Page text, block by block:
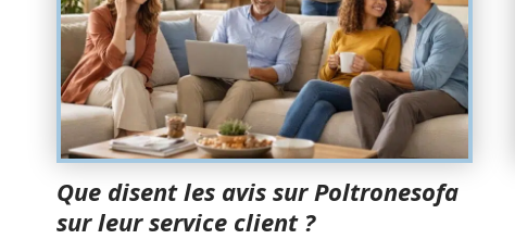
Que disent les avis sur Poltronesofa
sur leur service client ?